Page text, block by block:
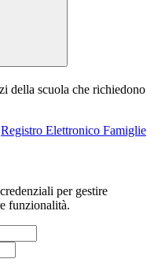
della scuola che richiedono
Registro Elettronico Famiglie
per gestire
funzionalità.